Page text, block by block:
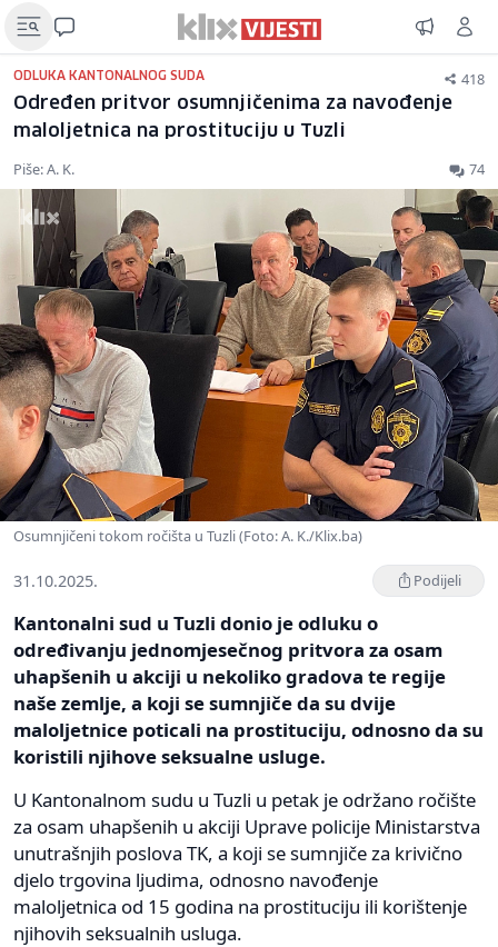
ODLUKA KANTONALNOG SUDA 418
Određen pritvor osumnjičenima za navođenje
maloljetnica na prostituciju u Tuzli
Piše: A. K. 74
Osumnjičeni tokom ročišta u Tuzli (Foto: A. K./Klix.ba)
31.10.2025. Podijeli
Kantonalni sud u Tuzli donio je odluku o
određivanju jednomjesečnog pritvora za osam
uhapšenih u akciji u nekoliko gradova te regije
naše zemlje, a koji se sumnjiče da su dvije
maloljetnice poticali na prostituciju, odnosno da su
koristili njihove seksualne usluge.
U Kantonalnom sudu u Tuzli u petak je održano ročište
za osam uhapšenih u akciji Uprave policije Ministarstva
unutrašnjih poslova TK, a koji se sumnjiče za krivično
djelo trgovina ljudima, odnosno navođenje
maloljetnica od 15 godina na prostituciju ili korištenje
njihovih seksualnih usluga.